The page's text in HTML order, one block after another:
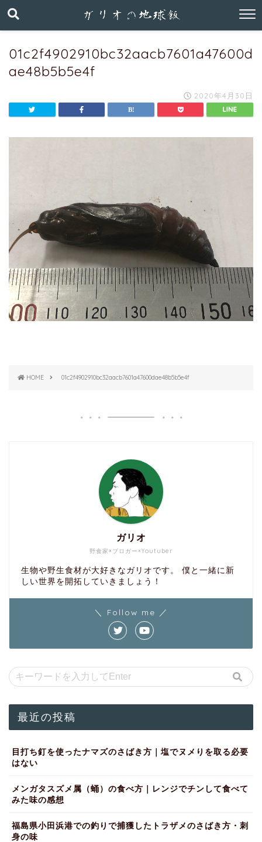
01c2f4902910bc32aacb7601a47600d
ae48b5b5e4f
2020年4月30日
HOME 01c2f4902910bc32aacb7601a47600dae48b5b5e4f
野食家×ブロガー×Youtuber
ガリオ
生物や野生食材が大好きなガリオです。 僕と一緒に新
しい世界を開拓していきましょう！
＼ Follow me ／
最近の投稿
目打ち釘を使ったナマズのさばき方｜塩でヌメりを取る必要
はない
メンガタスズメ属（蛹）の食べ方｜レンジでチンして食べて
みた味の感想
福島県小田浜港での釣りで捕獲したトラザメのさばき方・刺
身の味